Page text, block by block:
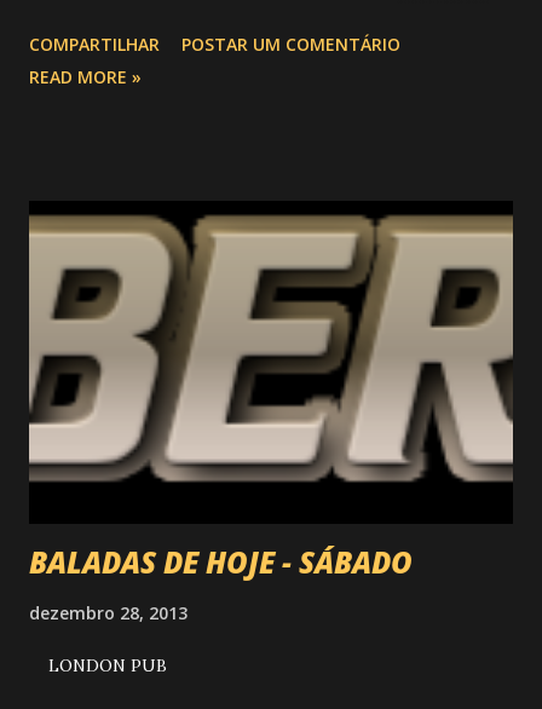
COMPARTILHAR
POSTAR UM COMENTÁRIO
READ MORE »
BALADAS DE HOJE - SÁBADO
dezembro 28, 2013
LONDON PUB